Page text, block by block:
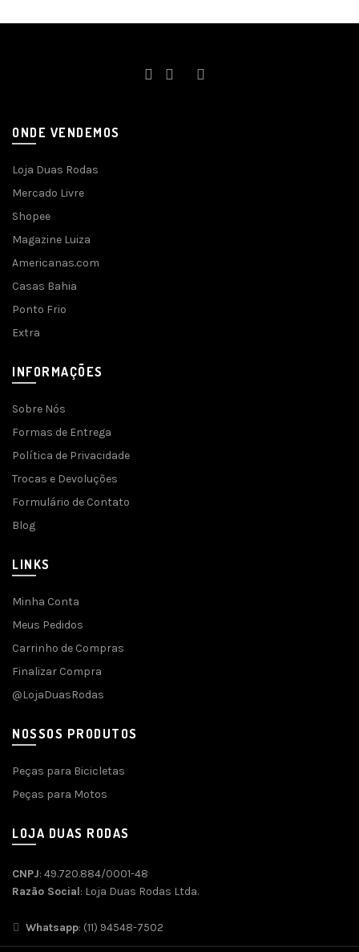
ONDE VENDEMOS
Loja Duas Rodas
Mercado Livre
Shopee
Magazine Luiza
Americanas.com
Casas Bahia
Ponto Frio
Extra
INFORMAÇÕES
Sobre Nós
Formas de Entrega
Política de Privacidade
Trocas e Devoluções
Formulário de Contato
Blog
LINKS
Minha Conta
Meus Pedidos
Carrinho de Compras
Finalizar Compra
@LojaDuasRodas
NOSSOS PRODUTOS
Peças para Bicicletas
Peças para Motos
LOJA DUAS RODAS
CNPJ: 49.720.884/0001-48
Razão Social: Loja Duas Rodas Ltda.
Whatsapp: (11) 94548-7502